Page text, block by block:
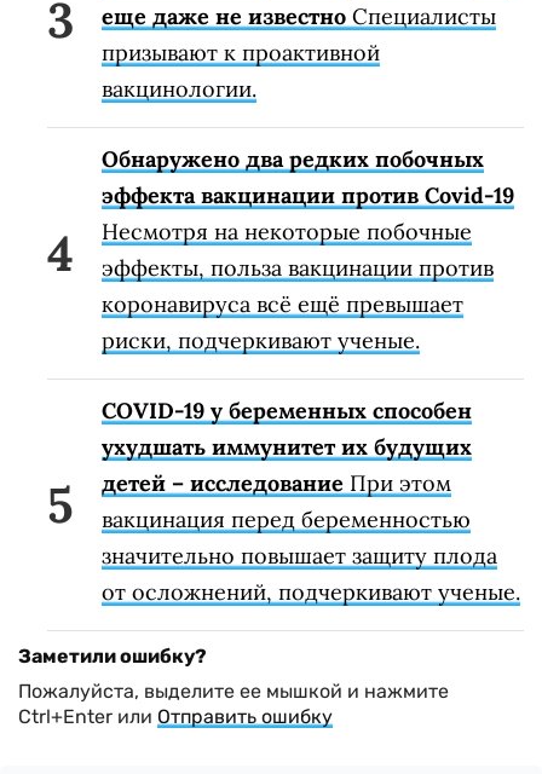
еще даже не известно Специалисты
призывают к проактивной
вакцинологии.
Обнаружено два редких побочных
эффекта вакцинации против Covid-19
Несмотря на некоторые побочные
эффекты, польза вакцинации против
коронавируса всё ещё превышает
риски, подчеркивают ученые.
COVID-19 у беременных способен
ухудшать иммунитет их будущих
детей – исследование При этом
вакцинация перед беременностью
значительно повышает защиту плода
от осложнений, подчеркивают ученые.
Заметили ошибку?
Пожалуйста, выделите ее мышкой и нажмите
Ctrl+Enter или Отправить ошибку